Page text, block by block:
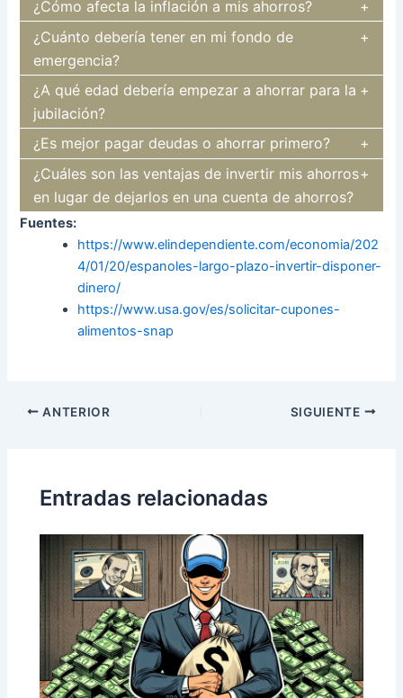
¿Cómo afecta la inflación a mis ahorros?
¿Cuánto debería tener en mi fondo de
emergencia?
¿A qué edad debería empezar a ahorrar para la
jubilación?
¿Es mejor pagar deudas o ahorrar primero?
¿Cuáles son las ventajas de invertir mis ahorros
en lugar de dejarlos en una cuenta de ahorros?
Fuentes:
https://www.elindependiente.com/economia/202
4/01/20/espanoles-largo-plazo-invertir-disponer-
dinero/
https://www.usa.gov/es/solicitar-cupones-
alimentos-snap
Navegación
ANTERIOR SIGUIENTE
Entradas relacionadas